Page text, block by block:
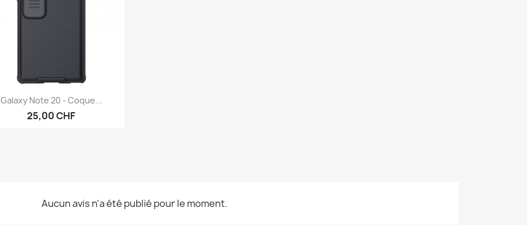
Aperçu rapide
Galaxy Note 20 - Coque...
25,00 CHF
Aucun avis n'a été publié pour le moment.